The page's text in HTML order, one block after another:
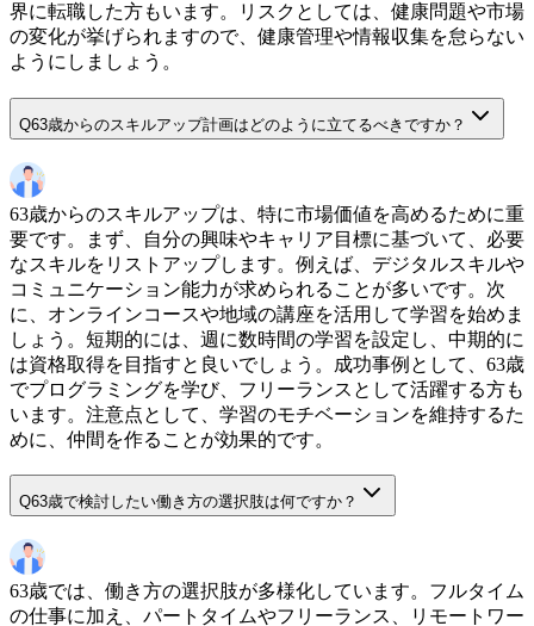
界に転職した方もいます。リスクとしては、健康問題や市場
の変化が挙げられますので、健康管理や情報収集を怠らない
ようにしましょう。
Q63歳からのスキルアップ計画はどのように立てるべきですか？
63歳からのスキルアップは、特に市場価値を高めるために重
要です。まず、自分の興味やキャリア目標に基づいて、必要
なスキルをリストアップします。例えば、デジタルスキルや
コミュニケーション能力が求められることが多いです。次
に、オンラインコースや地域の講座を活用して学習を始めま
しょう。短期的には、週に数時間の学習を設定し、中期的に
は資格取得を目指すと良いでしょう。成功事例として、63歳
でプログラミングを学び、フリーランスとして活躍する方も
います。注意点として、学習のモチベーションを維持するた
めに、仲間を作ることが効果的です。
Q63歳で検討したい働き方の選択肢は何ですか？
63歳では、働き方の選択肢が多様化しています。フルタイム
の仕事に加え、パートタイムやフリーランス、リモートワー